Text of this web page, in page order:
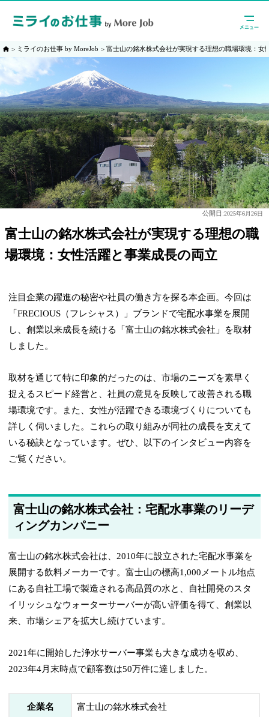
ミライのお仕事 by MoreJob 富士山の銘水株式会社が実現する理想の職場環境：女
公開日:2025年6月26日
富士山の銘水株式会社が実現する理想の職
場環境：女性活躍と事業成長の両立
注目企業の躍進の秘密や社員の働き方を探る本企画。今回は
「FRECIOUS（フレシャス）」ブランドで宅配水事業を展開
し、創業以来成長を続ける「富士山の銘水株式会社」を取材
しました。
取材を通じて特に印象的だったのは、市場のニーズを素早く
捉えるスピード経営と、社員の意見を反映して改善される職
場環境です。また、女性が活躍できる環境づくりについても
詳しく伺いました。これらの取り組みが同社の成長を支えて
いる秘訣となっています。ぜひ、以下のインタビュー内容を
ご覧ください。
富士山の銘水株式会社：宅配水事業のリーデ
ィングカンパニー
富士山の銘水株式会社は、2010年に設立された宅配水事業を
展開する飲料メーカーです。富士山の標高1,000メートル地点
にある自社工場で製造される高品質の水と、自社開発のスタ
イリッシュなウォーターサーバーが高い評価を得て、創業以
来、市場シェアを拡大し続けています。
2021年に開始した浄水サーバー事業も大きな成功を収め、
2023年4月末時点で顧客数は50万件に達しました。
企業名 富士山の銘水株式会社